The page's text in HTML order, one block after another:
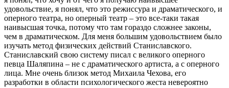
удовольствие, я понял, что это режиссура и драматического, и
оперного театра, но оперный театр – это все-таки такая
наивысшая точка, потому что там гораздо сложнее законы,
чем в драматическом. Для меня большим удовольствием было
изучать метод физических действий Станиславского.
Станиславский свою систему писал с великого оперного
певца Шаляпина – не с драматического артиста, а с оперного
лица. Мне очень близок метод Михаила Чехова, его
разработки в области психологического жеста невероятно